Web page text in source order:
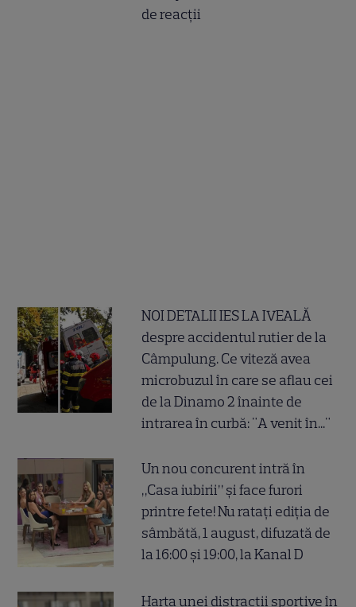
de reacții
NOI DETALII IES LA IVEALĂ
despre accidentul rutier de la
Câmpulung. Ce viteză avea
microbuzul în care se aflau cei
de la Dinamo 2 înainte de
intrarea în curbă: "A venit în..."
Un nou concurent intră în
„Casa iubirii” și face furori
printre fete! Nu ratați ediția de
sâmbătă, 1 august, difuzată de
la 16:00 și 19:00, la Kanal D
Harta unei distracții sportive în